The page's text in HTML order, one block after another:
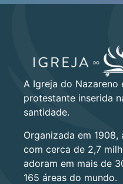
A Igreja do Nazareno
protestante inserida
santidade.
Organizada em
com cerca de 2,7
adoram em mais de
165 áreas do mundo.